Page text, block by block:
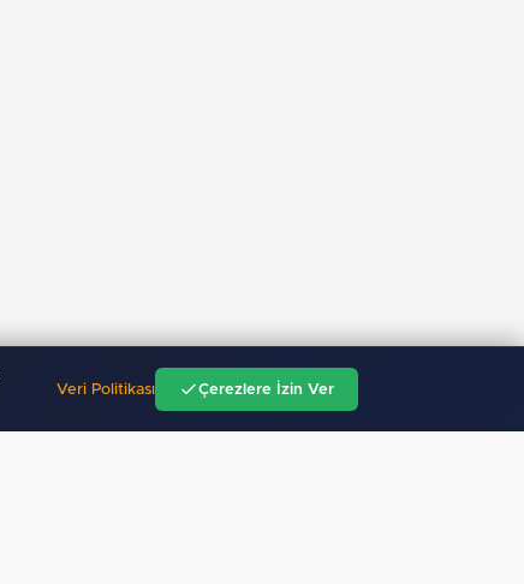
Veri Politikası Çerezlere İzin Ver